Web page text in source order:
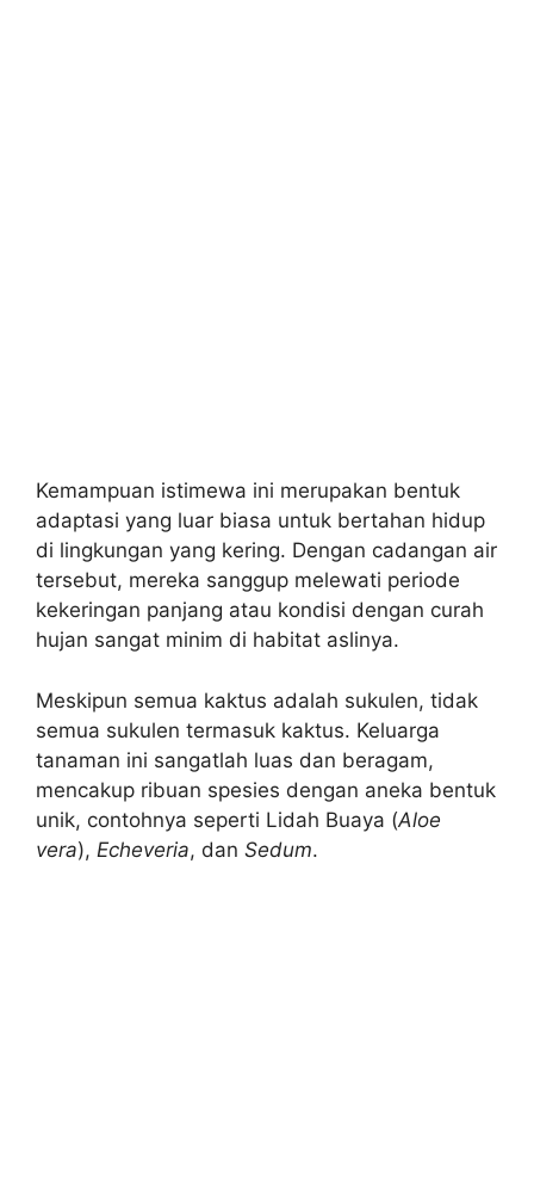
Kemampuan istimewa ini merupakan bentuk
adaptasi yang luar biasa untuk bertahan hidup
di lingkungan yang kering. Dengan cadangan air
tersebut, mereka sanggup melewati periode
kekeringan panjang atau kondisi dengan curah
hujan sangat minim di habitat aslinya.
Meskipun semua kaktus adalah sukulen, tidak
semua sukulen termasuk kaktus. Keluarga
tanaman ini sangatlah luas dan beragam,
mencakup ribuan spesies dengan aneka bentuk
unik, contohnya seperti Lidah Buaya (Aloe
vera), Echeveria, dan Sedum.